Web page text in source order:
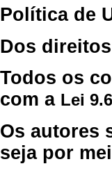
Política de
Dos
Todos os
com a Lei
Os autores
seja por